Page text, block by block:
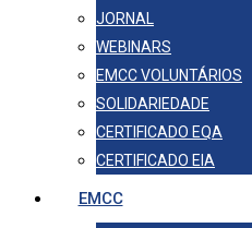
JORNAL
WEBINARS
EMCC VOLUNTÁRIOS
SOLIDARIEDADE
CERTIFICADO EQA
CERTIFICADO EIA
EMCC